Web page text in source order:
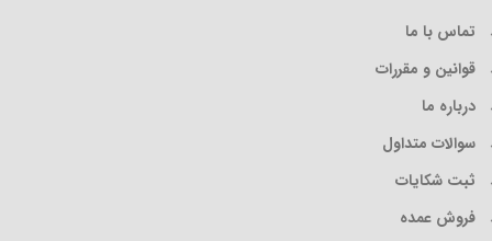
تماس با ما
قوانین و مقررات
درباره ما
سوالات متداول
ثبت شکایات
فروش عمده